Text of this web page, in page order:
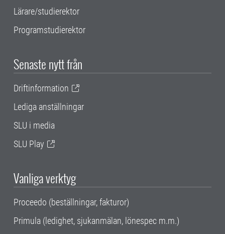
Lärare/studierektor
Programstudierektor
Senaste nytt från
Driftinformation
Lediga anställningar
SLU i media
SLU Play
Vanliga verktyg
Proceedo (beställningar, fakturor)
Primula (ledighet, sjukanmälan, lönespec m.m.)